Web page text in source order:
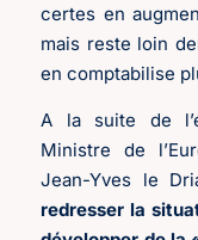
certes en
mais reste loin
en comptabilise
A la suite de
Ministre de
Jean-Yves le
redresser la